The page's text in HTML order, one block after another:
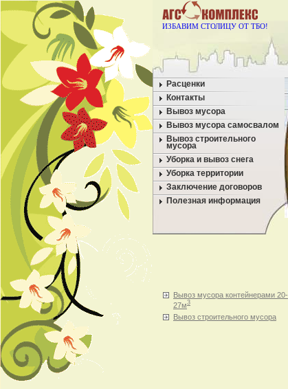
ИЗБАВИМ СТОЛИЦУ ОТ ТБО!
Расценки
Контакты
Вывоз мусора
Вывоз мусора самосвалом
Вывоз строительного
мусора
Уборка и вывоз снега
Уборка территории
Заключение договоров
Полезная информация
Вывоз мусора контейнерами 20-
27м3
Вывоз строительного мусора